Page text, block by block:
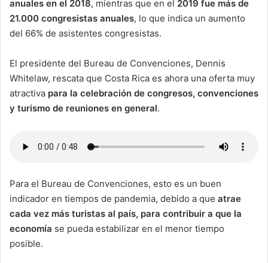
anuales en el 2018, mientras que en el 2019 fue más de
21.000 congresistas anuales, lo que indica un aumento
del 66% de asistentes congresistas.
El presidente del Bureau de Convenciones, Dennis
Whitelaw, rescata que Costa Rica es ahora una oferta muy
atractiva para la celebración de congresos, convenciones
y turismo de reuniones en general.
Para el Bureau de Convenciones, esto es un buen
indicador en tiempos de pandemia, debido a que atrae
cada vez más turistas al país, para contribuir a que la
economía se pueda estabilizar en el menor tiempo
posible.